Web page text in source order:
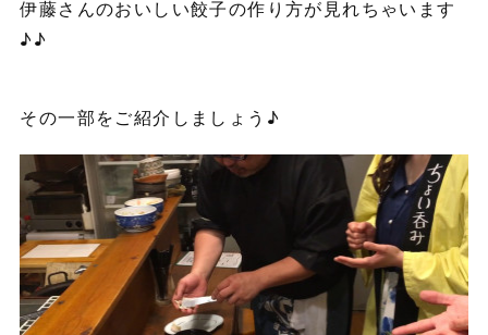
伊藤さんのおいしい餃子の作り方が見れちゃいます
♪♪
その一部をご紹介しましょう♪